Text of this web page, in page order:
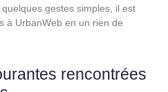
gestes simples, il est
à UrbanWeb en un rien de
rencontrées